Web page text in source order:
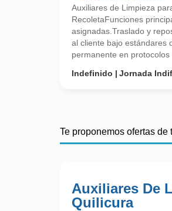
Auxiliares de Limpieza
RecoletaFunciones
asignadas.Traslado y
al cliente bajo estándares
permanente en protocolos
Indefinido
Jornada
Te proponemos ofertas de
Auxiliares De
Quilicura